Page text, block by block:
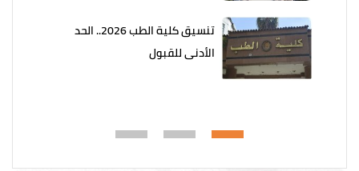
تنسيق كلية الطب 2026.. الحد
الأدنى للقبول